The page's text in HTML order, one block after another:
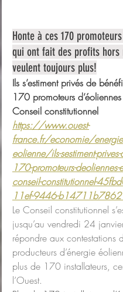
Honte à ces 170
qui ont fait des profits hors
veulent toujours plus!
Ils s’estiment privés de
170 promoteurs
Conseil constitutionnel
https://www.ouest-
france.fr/economie/
eolienne/ils-sestiment-
170-promoteurs-deoliennes-
conseil-constitutionnel-
11ef-9446-
Le Conseil constitutionnel
jusqu’au vendredi 24
répondre aux contestations
producteurs d’énergie
plus de 170 installateurs,
l’Ouest.